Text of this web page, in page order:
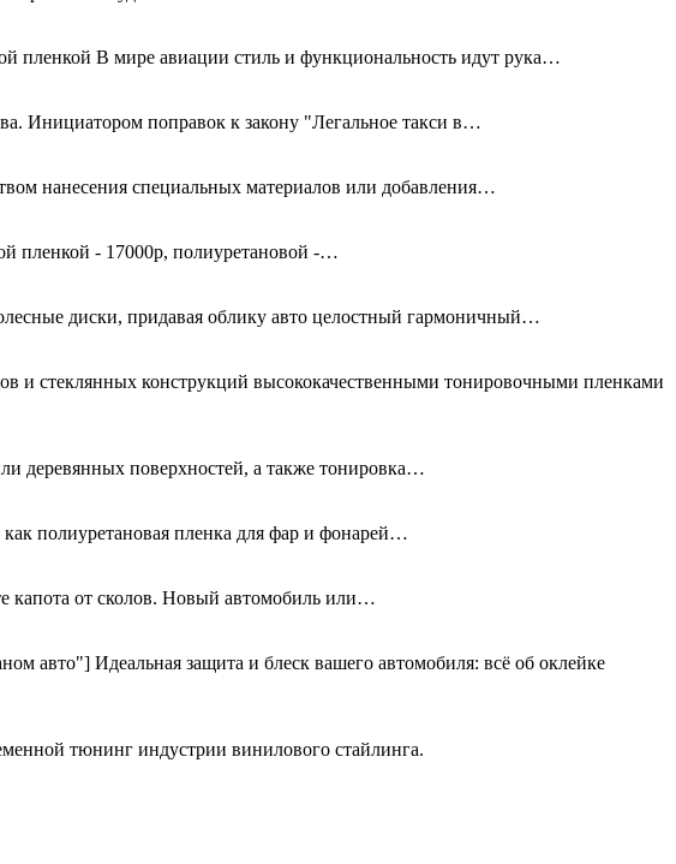
пленкой В мире авиации стиль и функциональность идут рука…
Инициатором поправок к закону "Легальное такси в…
нанесения специальных материалов или добавления…
пленкой - 17000р, полиуретановой -…
диски, придавая облику авто целостный гармоничный…
и стеклянных конструкций высококачественными тонировочными пленками
деревянных поверхностей, а также тонировка…
полиуретановая пленка для фар и фонарей…
капота от сколов. Новый автомобиль или…
авто"] Идеальная защита и блеск вашего автомобиля: всё об оклейке
тюнинг индустрии винилового стайлинга.